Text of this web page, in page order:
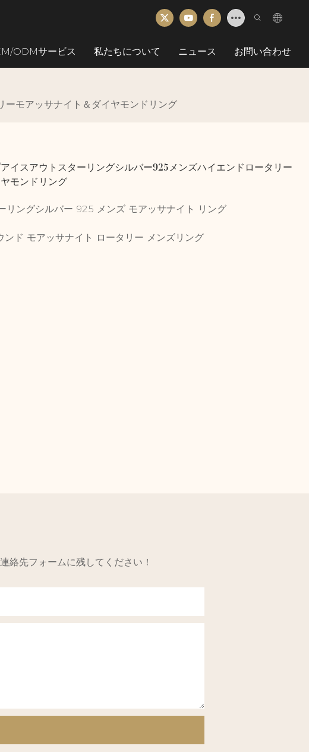
ODMサービス 私たちについて ニュース お問い合わせ
モアッサナイト＆ダイヤモンドリング
イスアウトスターリングシルバー925メンズハイエンドロータリー
モンドリング
リングシルバー 925 メンズ モアッサナイト リング
ド モアッサナイト ロータリー メンズリング
絡先フォームに残してください！